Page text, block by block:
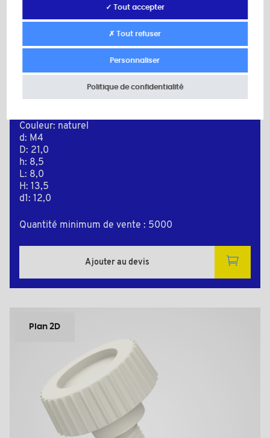
Couleur: naturel
d: M4
D: 21,0
h: 8,5
L: 8,0
H: 13,5
d1: 12,0
Quantité minimum de vente : 5000
Ajouter au devis
Plan 2D
✓ Tout accepter
✗ Tout refuser
Personnaliser
Politique de confidentialité